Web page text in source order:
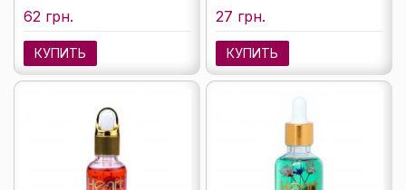
62 грн.
КУПИТЬ
27 грн.
КУПИТЬ